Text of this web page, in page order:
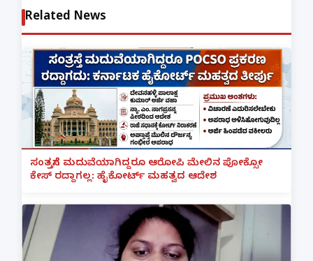
Related News
ಸಂತ್ರಸ್ತೆಗೆ ಮದುವೆಯಾಗಿದ್ದರೂ ಆರೋಪಿ ಮೇಲಿನ ಪೋಕ್ಸೋ
ಕೇಸ್ ರದ್ದಾಗಲ್ಲ: ಹೈಕೋರ್ಟ್ ಮಹತ್ವದ ಆದೇಶ